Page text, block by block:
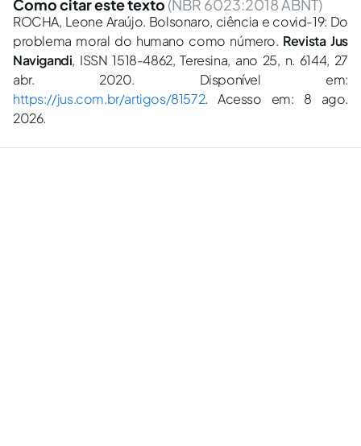
Como citar este texto (NBR 6023:2018 ABNT)
ROCHA, Leone Araújo. Bolsonaro, ciência e covid-19: Do
problema moral do humano como número. Revista Jus
Navigandi, ISSN 1518-4862, Teresina, ano 25, n. 6144, 27
abr. 2020. Disponível em:
https://jus.com.br/artigos/81572. Acesso em: 8 ago.
2026.